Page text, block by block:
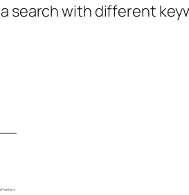
search with different